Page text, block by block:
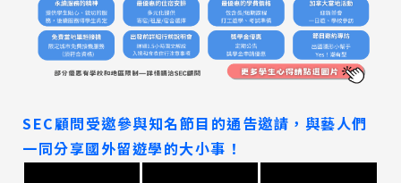
SEC顧問受邀參與知名節目的通告邀請，與藝人們
一同分享國外留遊學的大小事！